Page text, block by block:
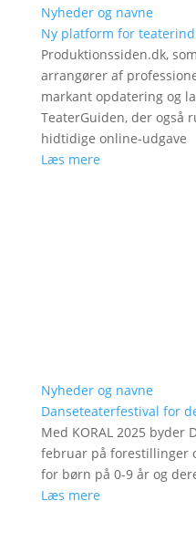
Nyheder og navne
Ny platform for
Produktionssiden.dk,
arrangører af
markant opdatering og
TeaterGuiden, der også
hidtidige online-udgave
Læs mere
Nyheder og navne
Danseteaterfestival for
Med KORAL 2025 byder
februar på forestillinger
for børn på 0-9 år og
Læs mere